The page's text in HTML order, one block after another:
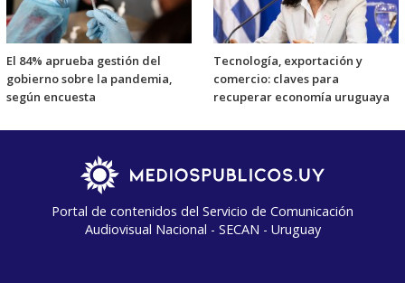
El 84% aprueba gestión del
gobierno sobre la pandemia,
según encuesta
Tecnología, exportación y
comercio: claves para
recuperar economía uruguaya
Portal de contenidos del Servicio de Comunicación
Audiovisual Nacional - SECAN - Uruguay